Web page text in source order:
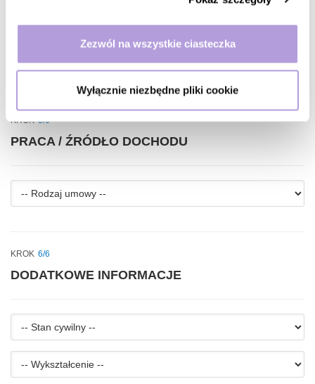
geograficznej z dokładnością nawet do kilku metrów
Identyfikować Twoje urządzenie, aktywnie
analizując charakteryzującego je zbiory danych
dane są przetwarzane oraz ustaw własne preferencje w
sekcji szczegółów. W Deklaracji plików cookie możesz
i reklam, aby oferować funkcje społecznościowe i
analizować ruch w naszej witrynie. Informacje o tym, jak
korzystania z ich usług. Kontynuując korzystanie z
cookie.Polityka Cookies.Polityka Prywatności.
Zezwól na wszystkie ciasteczka
Wyłącznie niezbędne pliki cookie
mieszkania
KROK 5/6
PRACA / ŹRÓDŁO DOCHODU
KROK 6/6
DODATKOWE INFORMACJE
-
Stan